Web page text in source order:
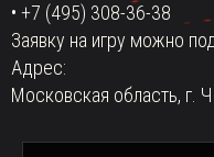
• +7 (495) 308-36-38
Заявку на игру можно
Адрес:
Московская область, г.